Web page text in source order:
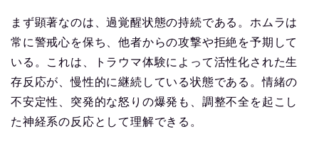
まず顕著なのは、過覚醒状態の持続である。ホムラは
常に警戒心を保ち、他者からの攻撃や拒絶を予期して
いる。これは、トラウマ体験によって活性化された生
存反応が、慢性的に継続している状態である。情緒の
不安定性、突発的な怒りの爆発も、調整不全を起こし
た神経系の反応として理解できる。